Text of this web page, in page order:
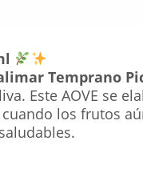
Temprano
Este AOVE se
los frutos